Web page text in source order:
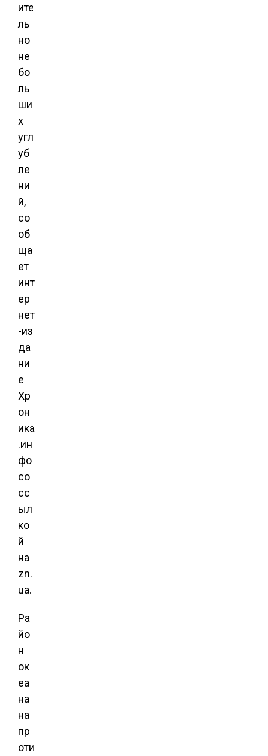
ите
ль
но
не
бо
ль
ши
х
угл
уб
ле
ни
й,
со
об
ща
ет
инт
ер
нет
-из
да
ни
е
Хр
он
ика
.ин
фо
со
сс
ыл
ко
й
на
zn.
ua.
Ра
йо
н
ок
еа
на
на
пр
оти